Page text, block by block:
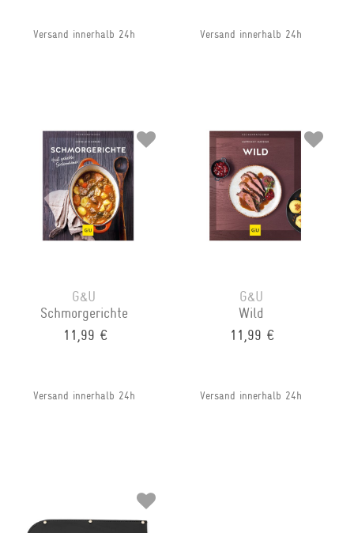
Versand innerhalb 24h Versand innerhalb 24h
G&U
Schmorgerichte
11,99 €
Versand innerhalb 24h
G&U
Wild
11,99 €
Versand innerhalb 24h